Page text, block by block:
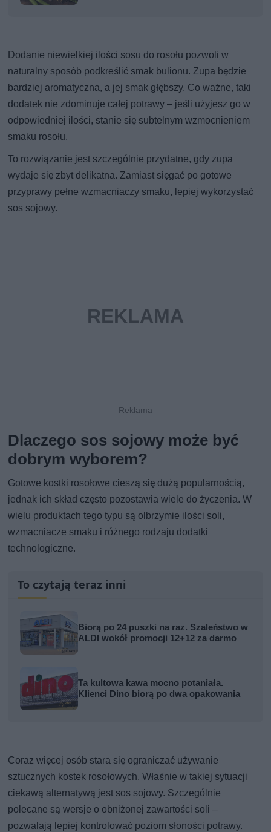
Dodanie niewielkiej ilości sosu do rosołu pozwoli w
naturalny sposób podkreślić smak bulionu. Zupa będzie
bardziej aromatyczna, a jej smak głębszy. Co ważne, taki
dodatek nie zdominuje całej potrawy – jeśli użyjesz go w
odpowiedniej ilości, stanie się subtelnym wzmocnieniem
smaku rosołu.
To rozwiązanie jest szczególnie przydatne, gdy zupa
wydaje się zbyt delikatna. Zamiast sięgać po gotowe
przyprawy pełne wzmacniaczy smaku, lepiej wykorzystać
sos sojowy.
Dlaczego sos sojowy może być
dobrym wyborem?
Gotowe kostki rosołowe cieszą się dużą popularnością,
jednak ich skład często pozostawia wiele do życzenia. W
wielu produktach tego typu są olbrzymie ilości soli,
wzmacniacze smaku i różnego rodzaju dodatki
technologiczne.
To czytają teraz inni
Biorą po 24 puszki na raz. Szaleństwo w
ALDI wokół promocji 12+12 za darmo
Ta kultowa kawa mocno potaniała.
Klienci Dino biorą po dwa opakowania
Coraz więcej osób stara się ograniczać używanie
sztucznych kostek rosołowych. Właśnie w takiej sytuacji
ciekawą alternatywą jest sos sojowy. Szczególnie
polecane są wersje o obniżonej zawartości soli –
pozwalają lepiej kontrolować poziom słoności potrawy.